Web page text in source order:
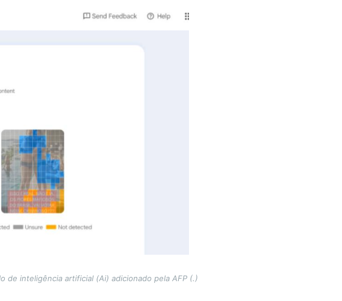
de inteligência artificial (Ai) adicionado pela AFP (.)